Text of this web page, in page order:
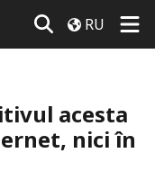
RU
acesta
nici în